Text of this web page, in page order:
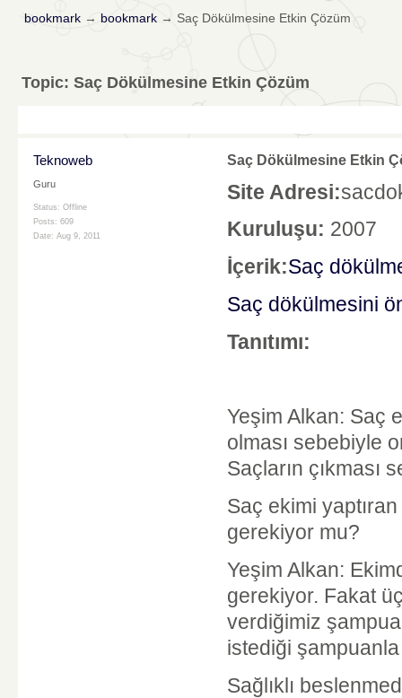
bookmark→ bookmark→ Saç Dökülmesine Etkin Çözüm
Topic: Saç Dökülmesine Etkin Çözüm
Teknoweb
Guru
Status: Offline
Posts: 609
Date: Aug 9, 2011
Saç Dökülmesine Etkin
Site Adresi:
Kuruluşu: 2007
İçerik:Saç
Saç dökülmesini
Tanıtımı:
Yeşim Alkan: Saç
olması sebebiyle
Saçların çıkması
Saç ekimi
gerekiyor mu?
Yeşim Alkan:
gerekiyor. Fakat
verdiğimiz
istediği
Sağlıklı